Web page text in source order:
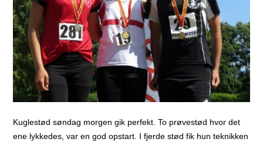
Kuglestød søndag morgen gik perfekt. To prøvestød hvor det
ene lykkedes, var en god opstart. I fjerde stød fik hun teknikken